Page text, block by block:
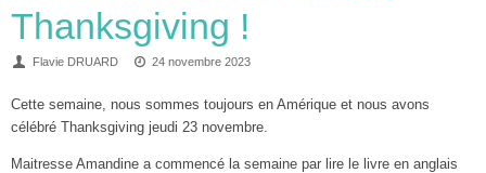
Thanksgiving !
Flavie DRUARD 24 novembre 2023
Cette semaine, nous sommes toujours en Amérique et nous avons
célébré Thanksgiving jeudi 23 novembre.
Maitresse Amandine a commencé la semaine par lire le livre en anglais